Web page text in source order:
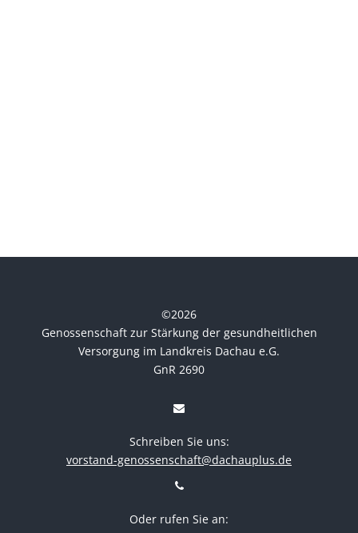
©2026
Genossenschaft zur Stärkung der gesundheitlichen
Versorgung im Landkreis Dachau e.G.
GnR 2690
Schreiben Sie uns:
vorstand-genossenschaft@dachauplus.de
Oder rufen Sie an: